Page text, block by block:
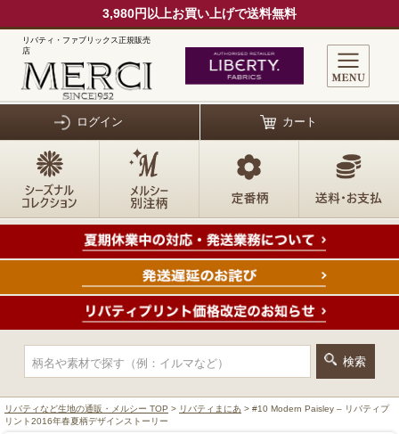
3,980円以上お買い上げで送料無料
リバティ・ファブリックス正規販売
店
ログイン カート
リバティなど生地の通販・メルシー TOP > リバティまにあ > #10 Modern Paisley – リバティプ
リント2016年春夏柄デザインストーリー